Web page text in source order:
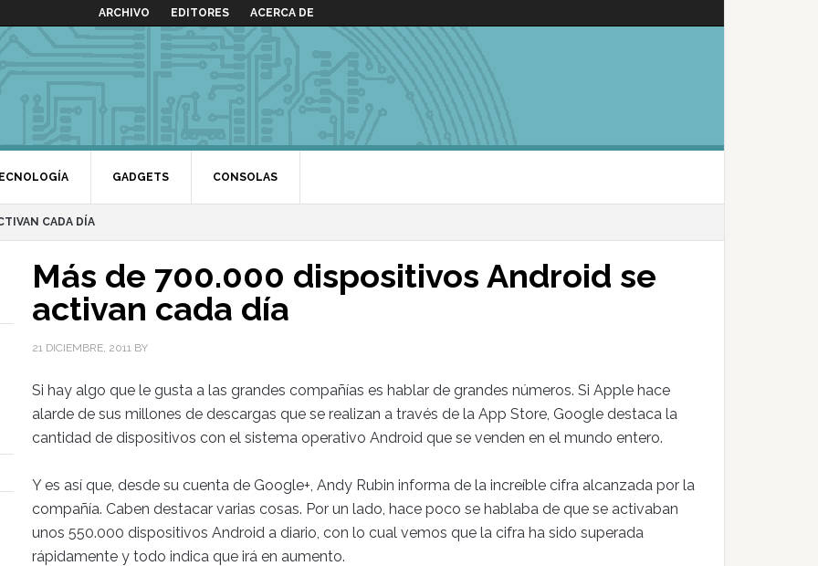
ARCHIVO EDITORES ACERCA DE
GADGETS CONSOLAS
CADA DÍA
Más de 700.000 dispositivos Android se
activan cada día
21 DICIEMBRE, 2011 BY
Si hay algo que le gusta a las grandes compañías es hablar de grandes números. Si Apple hace
alarde de sus millones de descargas que se realizan a través de la App Store, Google destaca la
cantidad de dispositivos con el sistema operativo Android que se venden en el mundo entero.
Y es así que, desde su cuenta de Google+, Andy Rubin informa de la increíble cifra alcanzada por la
compañía. Caben destacar varias cosas. Por un lado, hace poco se hablaba de que se activaban
unos 550.000 dispositivos Android a diario, con lo cual vemos que la cifra ha sido superada
rápidamente y todo indica que irá en aumento.